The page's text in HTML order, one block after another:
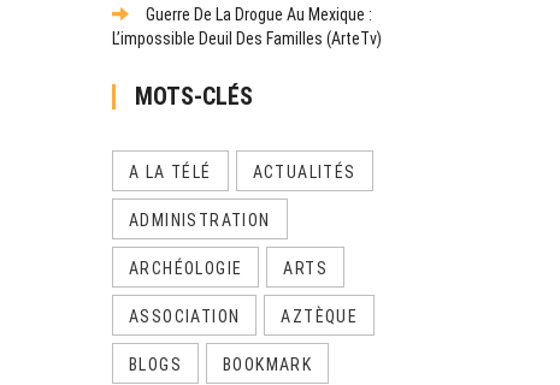
Guerre De La Drogue Au Mexique :
L’impossible Deuil Des Familles (ArteTv)
MOTS-CLÉS
A LA TÉLÉ ACTUALITÉS
ADMINISTRATION
ARCHÉOLOGIE ARTS
ASSOCIATION AZTÈQUE
BLOGS BOOKMARK